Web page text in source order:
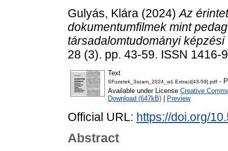
Gulyás, Klára (2024)Az
dokumentumfilmek mint
társadalomtudományi képzési
28 (3). pp. 43-59. ISSN 1416-
Text
SFuzetek_3szam_2024_w1 Extract[43-59].pdf -
Available under License Creative
Download (647kB)
Preview
Official URL: https://doi.org/
Abstract